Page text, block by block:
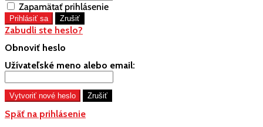
Zapamätať prihlásenie
Zabudli ste heslo?
Obnoviť heslo
Užívateľské meno alebo email:
Späť na prihlásenie